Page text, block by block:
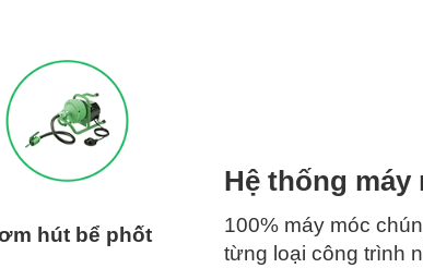
hút bể phốt
Hệ thống máy
100% máy móc
từng loại công trình